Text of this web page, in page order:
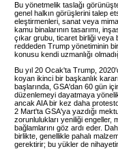
Bu yönetmelik taslağı
genel halkın görüşlerini talep
eleştirmenleri, sanat veya
kamu binalarının tasarımı,
çıkar grubu, ticaret birliği veya
reddeden Trump yönetiminin
konusu kendi uzmanlığı
Bu yıl 20 Ocak'ta Trump,
koyan ikinci bir başkanlık
başlarında, GSA'dan 60 gün
düzenlemeyi dayatmaya
ancak AIA bir kez daha
2 Mart'ta GSA'ya yazdığı
zorunlulukları yeniliği engeller,
bağlamlarını göz ardı eder.
birlikte, genellikle pahalı
gerektirir; bu yükler de